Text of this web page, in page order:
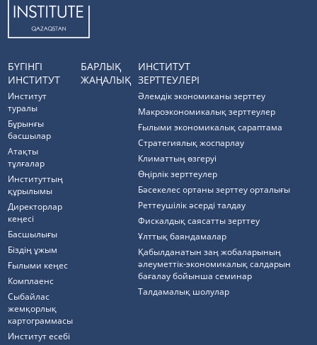
БҮГІНГІ
ИНСТИТУТ
Институт
туралы
Бұрынғы
басшылар
Атақты
тұлғалар
Институттың
құрылымы
Директорлар
кеңесі
Басшылығы
Біздің ұжым
Ғылыми кеңес
Комплаенс
Cыбайлас
жемқорлық
картограммасы
Институт есебі
БАРЛЫҚ
ЖАҢАЛЫҚ
ИНСТИТУТ
ЗЕРТТЕУЛЕРІ
Әлемдік экономиканы зерттеу
Макроэкономикалық зерттеулер
Ғылыми экономикалық сараптама
Стратегиялық жоспарлау
Климаттың өзгеруі
Өңірлік зерттеулер
Бәсекелес ортаны зерттеу орталығы
Реттеушілік әсерді талдау
Фискалдық саясатты зерттеу
Ұлттық баяндамалар
Қабылданатын заң жобаларының
әлеуметтік-экономикалық салдарын
бағалау бойынша семинар
Талдамалық шолулар